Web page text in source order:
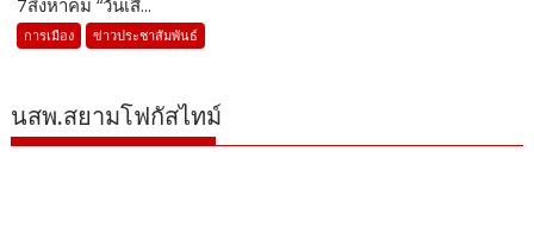
7สิงหาคม “วันเสี...
การเมือง ข่าวประชาสัมพันธ์
นสพ.สยามโฟกัสไทม์